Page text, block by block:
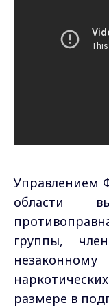
Управлением
области
группы,
размере в